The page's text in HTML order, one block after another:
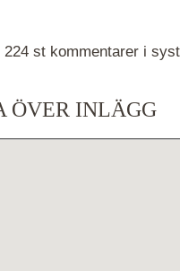
224 st kommentarer i
ÖVER INLÄGG